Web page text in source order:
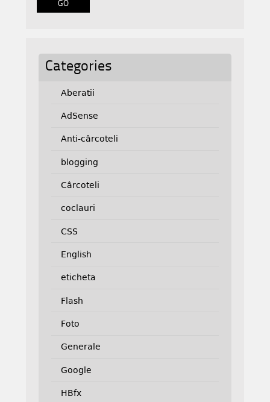
Categories
Aberatii
AdSense
Anti-cârcoteli
blogging
Cârcoteli
coclauri
CSS
English
eticheta
Flash
Foto
Generale
Google
HBfx